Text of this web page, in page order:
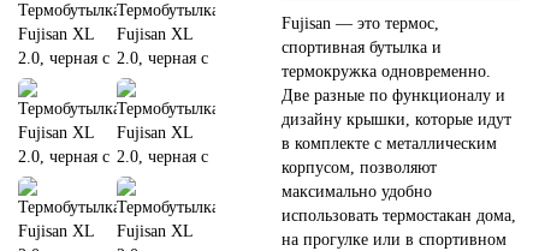
Fujisan — это термос,
спортивная бутылка и
термокружка одновременно.
Две разные по функционалу и
дизайну крышки, которые идут
в комплекте с металлическим
корпусом, позволяют
максимально удобно
использовать термостакан дома,
на прогулке или в спортивном